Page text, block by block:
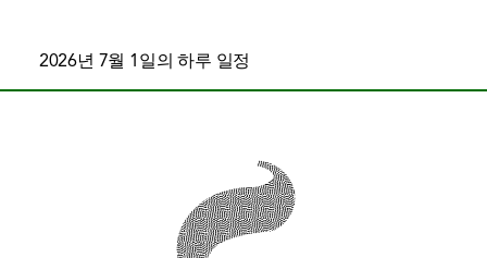
2026년 7월 1일의 하루 일정